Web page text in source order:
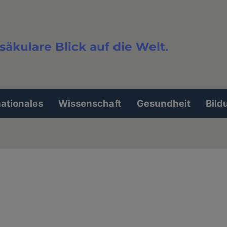
Blick auf die Welt.
Wissenschaft Gesundheit